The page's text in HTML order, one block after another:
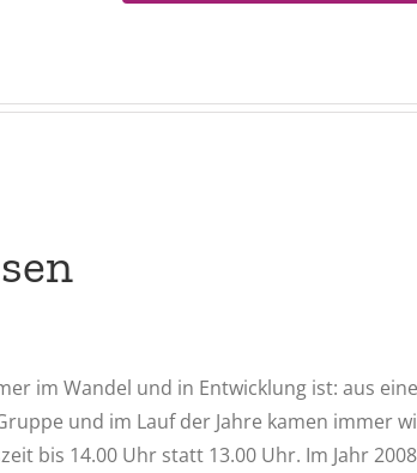
im Wandel und in Entwicklung ist: aus
und im Lauf der Jahre kamen immer
bis 14.00 Uhr statt 13.00 Uhr. Im Jahr